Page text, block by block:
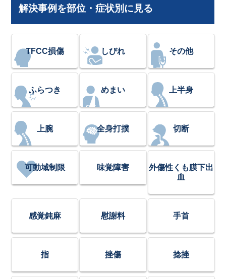
解決事例を部位・症状別に見る
TFCC損傷 しびれ その他
ふらつき めまい 上半身
上腕 全身打撲 切断
可動域制限 味覚障害
外傷性くも膜下出
血
感覚鈍麻 慰謝料 手首
指 挫傷 捻挫